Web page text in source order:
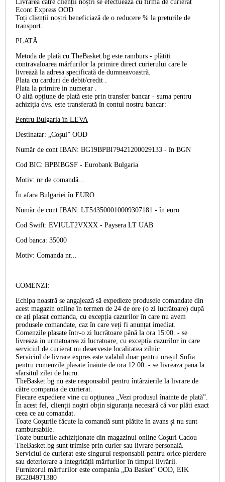
Livrarea către clienții noștri se efectuează cu firma de curierat
Econt Express OOD
Toți clienții noștri beneficiază de o reducere % la prețurile de
transport.
PLATĂ:
Metoda de plată cu TheBasket.bg este ramburs - plătiți
contravaloarea mărfurilor la primire direct curierului care le
livrează la adresa specificată de dumneavoastră.
Plata cu carduri de debit/credit
Plata la primire in numerar
O altă opțiune de plată este prin transfer bancar - suma pentru
achiziția dvs. este transferată în contul nostru bancar:
Pentru Bulgaria în LEVA
Destinatar: „Coșul” OOD
Număr de cont IBAN: BG19BPBI79421200029133 -în BGN
Cod BIC: BPBIBGSF - Eurobank Bulgaria
Motiv: nr de comandă...
În afara Bulgariei în EURO
Număr de cont IBAN: LT543500010009307181 -în euro
Cod Swift: EVIULT2VXXX - Paysera LT UAB
Cod banca: 35000
Motiv: Comanda nr...
COMENZI:
Echipa noastră se angajează să expedieze produsele comandate din
acest magazin online în termen de 24 de ore (o zi lucrătoare) după
ce ați plasat comanda, cu excepția cazurilor în care nu avem
produsele comandate, caz în care veți fi anunțat imediat.
Comenzile plasate într-o zi lucrătoare până la ora 15:00. - se
livreaza in urmatoarea zi lucratoare, cu exceptia cazurilor in care
serviciul de curierat nu deserveste localitatea zilnic.
Serviciul de livrare expres este valabil doar pentru orașul Sofia
pentru comenzile plasate înainte de ora 12:00. - se livreaza pana la
sfarsitul zilei de lucru.
TheBasket.bg nu este responsabil pentru întârzierile la livrare de
către compania de curierat.
Fiecare expediere vine cu opțiunea „Vezi produsul înainte de plată”.
În acest fel, clienții noștri obțin siguranța necesară că vor plăti exact
ceea ce au comandat.
Toate Coșurile făcute la comandă sunt plătite în avans și nu sunt
rambursabile.
Toate bunurile achiziționate din magazinul online Coșuri Cadou
TheBasket.bg sunt trimise prin curier sau livrare personală.
Serviciul de curierat este singurul responsabil pentru orice pierdere
sau deteriorare a integrității mărfurilor în timpul livrării.
Furnizorul mărfurilor este compania „Da Basket” OOD, EIK
BG204971380